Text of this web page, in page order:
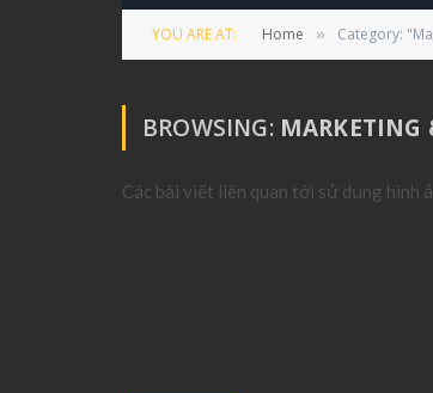
YOU ARE AT: Home » Category:
BROWSING: MARKETING
Các bài viết liên quan tới sử dụng hình